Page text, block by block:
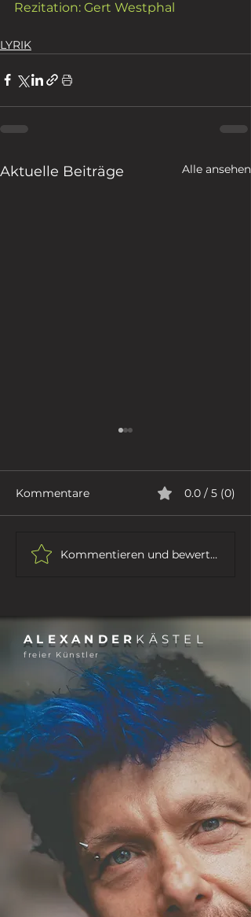
Rezitation: Gert Westphal
LYRIK
Aktuelle Beiträge Alle ansehen
ICH GEHE
Kommentare 0.0 / 5 (0)
Kommentieren und bewerten...
ALEXANDER KÄSTEL
freier Künstler